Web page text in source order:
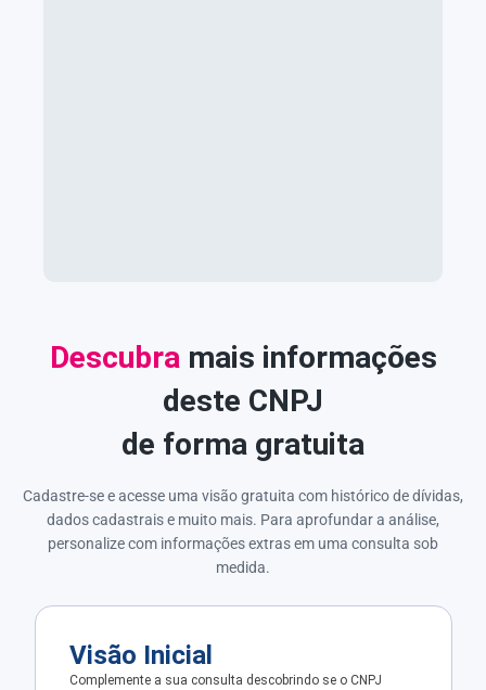
Descubra mais informações
deste CNPJ
de forma gratuita
Cadastre-se e acesse uma visão gratuita com histórico de dívidas,
dados cadastrais e muito mais. Para aprofundar a análise,
personalize com informações extras em uma consulta sob
medida.
Visão Inicial
Complemente a sua consulta descobrindo se o CNPJ